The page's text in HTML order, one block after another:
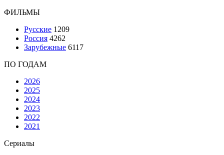
ФИЛЬМЫ
Русские 1209
Россия 4262
Зарубежные 6117
ПО ГОДАМ
2026
2025
2024
2023
2022
2021
Сериалы